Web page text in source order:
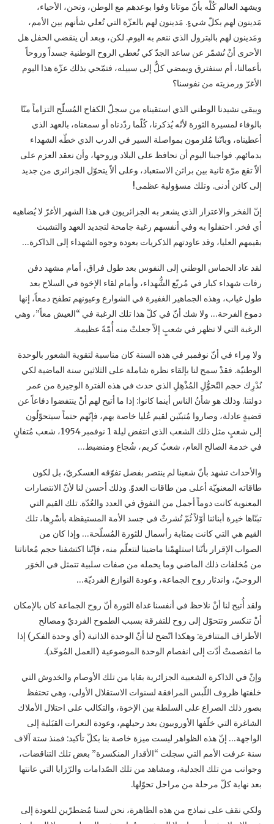
ويشهد العالم كُلُّه بأنّ موتانا وفوا بوعدهم مع الوطن، ونحن، الأحياء،
مَدينون لهم بكلّ شيءٍ. مَدينون ‏لهم بالعزّة التي تُعلي شأنهم بين الأمم،
ومَدينون لهم بالبترول الذي ننعم به اليوم. لكن، وبعد أن ‏ينقضي الحفل هل
الأحرى أنْ نُشمّر عن ساعد الجدّ كي نُعطي الروح الوطنية جسداً وروحاً
بأعمالنا، ‏أم سنفترق ويمضي كلٌّ إلى سبيله، فتمّحي بذلك عزّة هذا اليوم
الأغرّ ورمزيته من نفوسنا؟
ويبقى نشيدنا الوطني الذي استقيناه من سجلّ الكفاح المُسلّح التزاماً منّا
بالوفاء لمسيرة الثورة لأنّه ‏يُذكرنا، كُلّما ردّدناه أو سمعناه، بالعهد الذي
أعطيناه، وبانّنا مُلزمون بمواصلة السير في الدرب الذي ‏خطّه الشهداء
بدمائهم. فواجبنا اليوم أن نحافظ على البلاد وروحها، وأن نعقد العزم على
ألاّ تقع مرّة ‏ثانية بين براثن الاستعباد، وعلى ألاّ يتحوّل الجزائري من جديد
إلى كائن أدنى. وتلك مسؤولية ‏عظمى!‏
إنّ الفخر والاعتزاز الذي يشعر به الجزائريون في هذا الشهر الأغرّ لا يُضاهيه
أي فخر. احتفلوا به ‏وفي أنفسهم رغبة جامحة لتجديد العهد والتشبث
بقيمهم العليا، وقد عاودتهم الذكريات بعودة وجوه ‏الشهداء إلى الذاكرة…‏
لقد عاد الحماس الوطني إلى النفوس بعد طول فراق، أمام مشهد دفن
رفات شهداء كبار في مُربّع ‏الشُّهداء، وأمام لقاء الإخوة في السلاح بعد
طول غياب، وهذه الجماهير الغفيرة في الشوارع وعيونهم ‏تطفح دمعاً، إنها
دموع الفرحة… ولا شك أنّ في كلّ هذا تلك الرغبة في “العيش معاً”، وهي
الرغبة ‏التي لا تظهر في شعبٍ إلاّ جعلتْ منه أُمّةً عظيمة.‏
ولا مِراء في أنّ نوفمبر في هذه السنة كان مناسبة لتقوية الشعور بالوحدة
الوطنيّة. فقدْ سمح لنا بإلقاء ‏نظرة شاملة على الثلاثين سنة الماضية لكي
نُدْرِك حجم التّحوُّلِ المُذْهِلِ الذي حدث في هذه الفترة ‏الوجيزة من عمر
دولتنا. وذلك هو شأنُ الناس أينما كانوا: إذا ما أتيح لهم أنْ ينتفضوا دفاعاً عن
قضيةٍ ‏عادلة، وصاروا مُتبنّين لقيم عُليا خاصة بهم، فإنّهم حتماً سيتحوّلُون
إلى شعبٍ مثل ذلك الشعب الذي ‏انتفض ليلة 1 نوفمبر 1954، شعب مُتفانٍ
في خدمة الصالح العام، شعبٌ كريم، شُجاع ومنضبط…‏
والأحداث تشهد بأنّ شعبنا لم ينتصر بفضل تفوّقه العسكريّ، بل لكون
طاقاته المعنويّة أعلى من ‏طاقات العدوّ. وذلك أحسن لنا لأنّ الانتصارات
المعنوية كانت دوماً أجمل من التفوق في العدد والعُدّة. ‏تلك القيم التي
تبنّاها خيرة أبنائنا أوّلاً ثُمّ نُشرتْ في جسد الأمة المستيقظة بأسْرِها، تلك
القيم هي التي ‏كانت بمثابة رأسمال للثورة المُسلّحة… وإذا كان من
الصواب الإقرار بأنّنا استلهمْنا ماضينا لنتعلّم ‏منه، فإنّنا اكتشفنا حجم مُعاناتنا
من مُخلفات ذلك الماضي وما يحمله من صفات سلبية تتمثل في الخوَر
‏الروحيّ، واندثار روح الجماعة، وعودة النوازع الفرديّة…‏
ولقد أُتيح لنا أنْ نلاحظ في أنفسنا غداة الثورة أنّ روح الجماعة كان بالإمكان
أنْ تنكسر وتتحوّل إلى ‏روح للتفرقة بسبب الطموح الفرديّ ومصالح
الأطراف المتنافرة: وهكذا اتّضح لنا أنّ الوحدة الذاتية ‏‏(أي وحدة الفكر) إذا
ما انفصمتْ أدّت إلى انفصام الوحدة الموضوعية (العمل المُوحّد).‏
وإنّ في الذاكرة الشعبية الجزائرية بقايا من تلك الأوصام والخدوش التي
خلفتها ظروف اللّبس ‏المرافقة لسنوات الاستقلال الأولى، وهي تحتفظ
بصور ذلك الصراع على السلطة بين الإخوة، ‏والتكالب على احتلال الأملاك
الشاغرة التي خلّفها الأوروبيون بعد رحيلهم، وعودة النعرات القبَلية ‏إلى
الواجهة… إنّ هذه الظواهر ليست ميزة خاصة بنا بكلّ تأكيد: فمنذ ستة آلاف
سنة عرفت الأمم ‏التي سجلت “الأقدار المنكسرة” بعض تلك التناقضات،
وجوانب من تلك الجدلية، ومشاهد من تلك ‏الصّدامات والرّزايا التي عانتها
بعد نهاية كلّ مرحلة من مراحل تحوّلها.‏
ولكي نقف على نماذج من هذه الظاهرة، نحن لسنا مُضطرّين للعودة إلى